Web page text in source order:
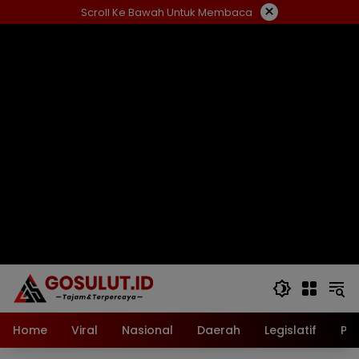
ke
Scroll Ke Bawah Untuk Membaca ×
Home Viral Nasional Daerah Legislatif